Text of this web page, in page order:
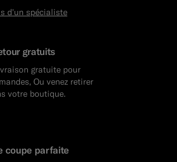
d'un spécialiste
gratuits
gratuite pour
Ou venez retirer
votre boutique.
coupe parfaite